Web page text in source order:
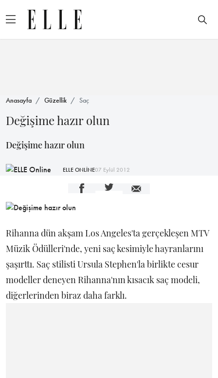
Anasayfa Güzellik Saç
Değişime hazır olun
Değişime hazır olun
ELLE ONLİNE07 Eylül 2012
Rihanna dün akşam Los Angeles'ta gerçekleşen MTV
Müzik Ödülleri'nde, yeni saç kesimiyle hayranlarını
şaşırttı. Saç stilisti Ursula Stephen'la birlikte cesur
modeller deneyen Rihanna'nın kısacık saç modeli,
diğerlerinden biraz daha farklı.